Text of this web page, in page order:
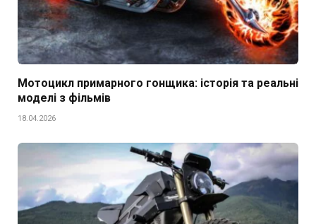
Мотоцикл примарного гонщика: історія та реальні
моделі з фільмів
18.04.2026